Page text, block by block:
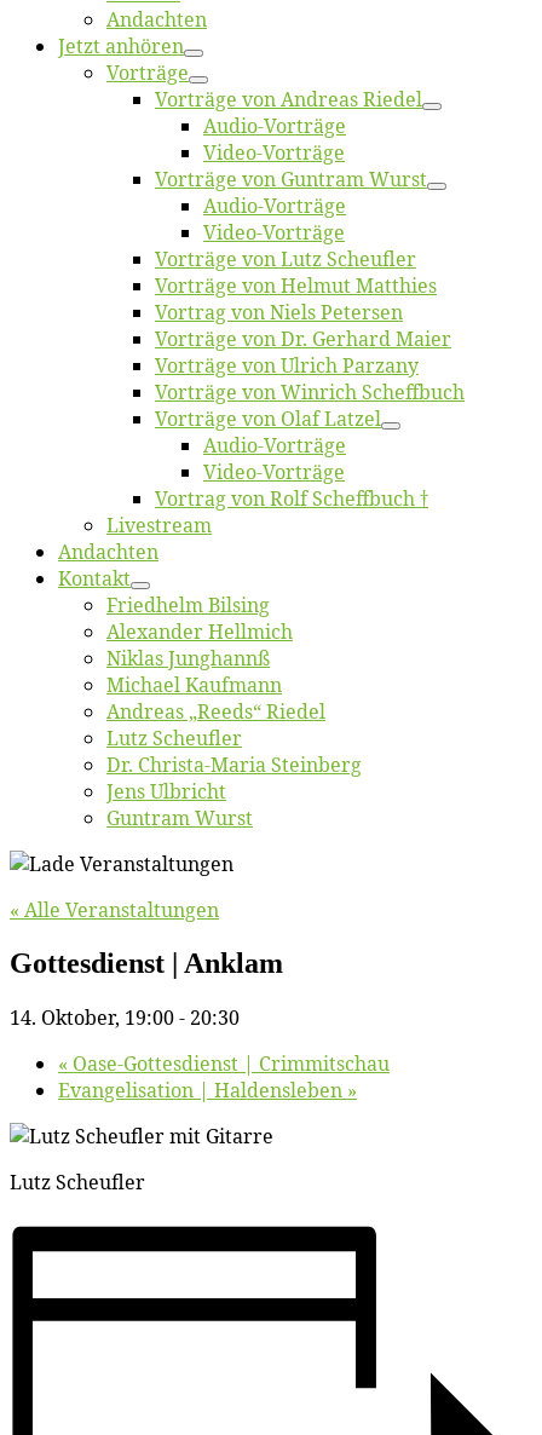
An­dach­ten
Jetzt an­hö­ren
Vor­trä­ge
Vor­trä­ge von An­dre­as Riedel
Au­dio-Vor­trä­ge
Vi­deo-Vor­trä­ge
Vor­trä­ge von Gun­tram Wurst
Au­dio-Vor­trä­ge
Vi­deo-Vor­trä­ge
Vor­trä­ge von Lutz Scheufler
Vor­trä­ge von Hel­mut Matthies
Vor­trag von Niels Petersen
Vor­trä­ge von Dr. Ger­hard Maier
Vor­trä­ge von Ul­rich Parzany
Vor­trä­ge von Win­rich Scheffbuch
Vor­trä­ge von Olaf Latzel
Au­dio-Vor­trä­ge
Vi­deo-Vor­trä­ge
Vor­trag von Rolf Scheffbuch †
Live­stream
An­dach­ten
Kon­takt
Fried­helm Bilsing
Alex­an­der Hellmich
Ni­klas Junghannß
Mi­cha­el Kaufmann
An­dre­as „Reeds“ Riedel
Lutz Scheuf­ler
Dr. Chris­­ta-Ma­ria Steinberg
Jens Ulb­richt
Gun­tram Wurst
« Alle Veranstaltungen
Got­tes­dienst | Anklam
14. Oktober, 19:00- 20:30
« Oa­se-Got­tes­dienst | Crimmitschau
Evan­ge­li­sa­ti­on | Haldensleben »
Lutz Scheuf­ler